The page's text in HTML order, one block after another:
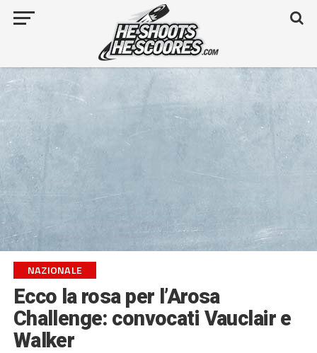
NAZIONALE
Ecco la rosa per l’Arosa
Challenge: convocati Vauclair e
Walker